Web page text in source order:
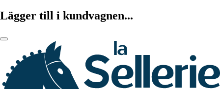
Lägger till i kundvagnen...